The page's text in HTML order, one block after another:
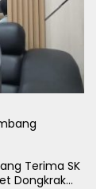
Terima SK
Dongkrak